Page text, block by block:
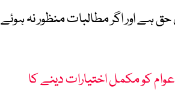
حق ہے اور اگر مطالبات منظور نہ ہوئے
کے ذریعے عوام کو مکمل اختیارات دینے کا